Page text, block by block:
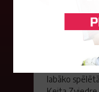
Jūlijā
atzīta
Par
labāko